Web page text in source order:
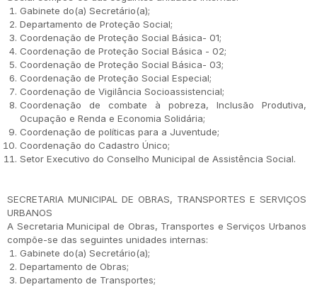
Gabinete do(a) Secretário(a);
Departamento de Proteção Social;
Coordenação de Proteção Social Básica- 01;
Coordenação de Proteção Social Básica - 02;
Coordenação de Proteção Social Básica- 03;
Coordenação de Proteção Social Especial;
Coordenação de Vigilância Socioassistencial;
Coordenação de combate à pobreza, Inclusão Produtiva,
Ocupação e Renda e Economia Solidária;
Coordenação de políticas para a Juventude;
Coordenação do Cadastro Único;
Setor Executivo do Conselho Municipal de Assistência Social.
SECRETARIA MUNICIPAL DE OBRAS, TRANSPORTES E SERVIÇOS
URBANOS
A Secretaria Municipal de Obras, Transportes e Serviços Urbanos
compõe-se das seguintes unidades internas:
Gabinete do(a) Secretário(a);
Departamento de Obras;
Departamento de Transportes;